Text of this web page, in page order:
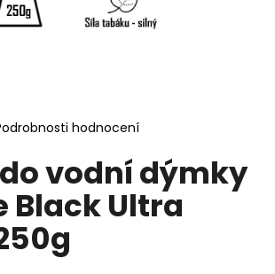
hodnocení
vodní dýmky
Black Ultra
HLEDAT